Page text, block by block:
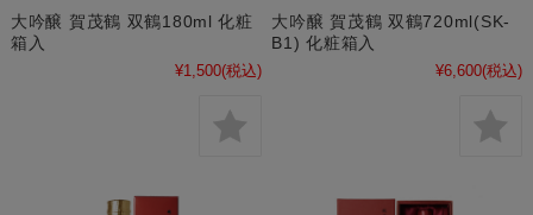
大吟醸 賀茂鶴 双鶴180ml 化粧
箱入
¥1,500(税込)
大吟醸 賀茂鶴 双鶴720ml(SK-
B1) 化粧箱入
¥6,600(税込)